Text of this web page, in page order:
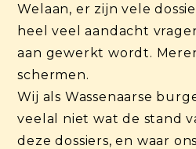
Welaan, er zijn vele
heel veel aandacht
aan gewerkt wordt.
schermen.
Wij als Wassenaarse
veelal niet wat de stand
deze dossiers, en waar